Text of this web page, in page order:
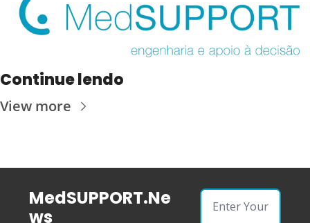
Continue lendo
View more
MedSUPPORT.Ne
ws